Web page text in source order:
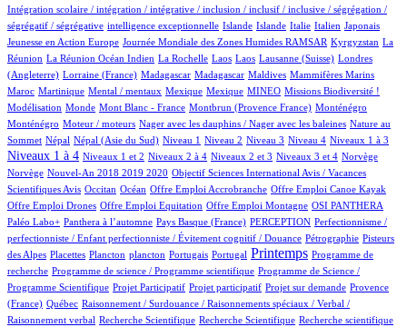
Intégration scolaire / intégration / intégrative / inclusion / inclusif / inclusive / ségrégation /
ségrégatif / ségrégative
1/1062 intelligence exceptionnelle
16/1062 Islande
15/1062 Islande
8/1062 Italie
88/1062 Italien
6/1062 Japonais
2/1062
Jeunesse en Action Europe
5/1062 Journée Mondiale des Zones Humides RAMSAR
102/1062 Kyrgyzstan
7/1062
La
Réunion
5/1062La Réunion Océan Indien
2/1062 La Rochelle
2/1062 Laos
2/1062 Laos
4/1062 Lausanne (Suisse)
71/1062
Londres
(Angleterre)
2/1062 Lorraine (France)
7/1062 Madagascar
7/1062 Madagascar
3/1062 Maldives
2/1062 Mammifères Marins
10/1062
Maroc
11/1062Martinique
2/1062 Mental / mentaux
1/1062 Mexique
1/1062 Mexique
40/1062 MINEO
48/1062 Missions Biodiversité !
1/1062
Modélisation
4/1062 Monde
1/1062 Mont Blanc - France
9/1062 Montbrun (Provence France)
18/1062 Monténégro
18/1062
Monténégro
2/1062 Moteur / moteurs
1/1062 Nager avec les dauphins / Nager avec les baleines
2/1062
Nature au
Sommet
25/1062Népal
25/1062 Népal (Asie du Sud)
16/1062 Niveau 1
15/1062 Niveau 2
13/1062 Niveau 3
118/1062 Niveau 4
125/1062 Niveaux 1 à 3
458/1062
Niveaux 1 à 4
17/1062 Niveaux 1 et 2
70/1062 Niveaux 2 à 4
17/1062 Niveaux 2 et 3
197/1062 Niveaux 3 et 4
2/1062 Norvège
2/1062
Norvège
15/1062Nouvel-An 2018 2019 2020
1/1062
Objectif Sciences International Avis / Vacances
Scientifiques Avis
10/1062 Occitan
199/1062 Océan
1/1062 Offre Emploi Accrobranche
1/1062 Offre Emploi Canoe Kayak
1/1062
Offre Emploi Drones
1/1062 Offre Emploi Equitation
1/1062 Offre Emploi Montagne
118/1062 OSI PANTHERA
114/1062
Paléo Labo+
117/1062 Panthera à l’automne
6/1062 Pays Basque (France)
54/1062 PERCEPTION
1/1062
Perfectionnisme /
perfectionniste / Enfant perfectionniste / Évitement cognitif / Douance
8/1062 Pétrographie
8/1062
Pisteurs
des Alpes
3/1062 Placettes
1/1062 Plancton
1/1062 plancton
13/1062 Portugais
2/1062 Portugal
499/1062 Printemps
1/1062
Programme de
recherche
1/1062 Programme de science / Programme scientifique
2/1062
Programme de Science /
Programme Scientifique
1/1062 Projet Participatif
1/1062 Projet participatif
17/1062 Projet sur demande
92/1062
Provence
(France)
6/1062Québec
1/1062
Raisonnement / Surdouance / Raisonnements spéciaux / Verbal /
Raisonnement verbal
1/1062 Recherche Scientifique
2/1062 Recherche Scientifique
1/1062 Recherche scientifique
1/1062